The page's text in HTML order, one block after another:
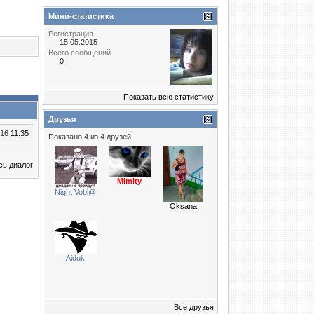
11:35
диалог
Мини-статистика
Регистрация
15.05.2015
Всего сообщений
0
Показать всю статистику
Друзья
Показано 4 из 4 друзей
Night Vobl@
Mimity
Oksana
Aiduk
Все друзья